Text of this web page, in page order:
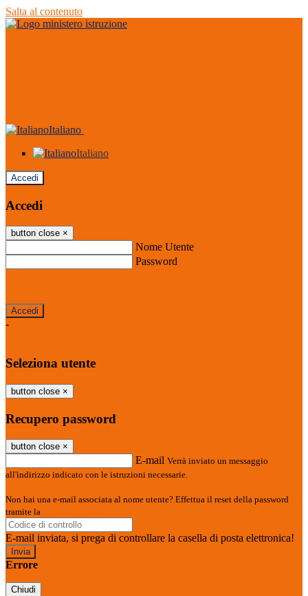
Salta al contenuto
Italiano
Italiano
Accedi
Accedi
button close ×
Nome Utente
Password
-
Seleziona utente
button close ×
Recupero password
button close ×
E-mail Verrà inviato un messaggio
all'indirizzo indicato con le istruzioni necessarie.
Non hai una e-mail associata al nome utente? Effettua il reset della password
tramite la
E-mail inviata, si prega di controllare la casella di posta elettronica!
Errore
Chiudi